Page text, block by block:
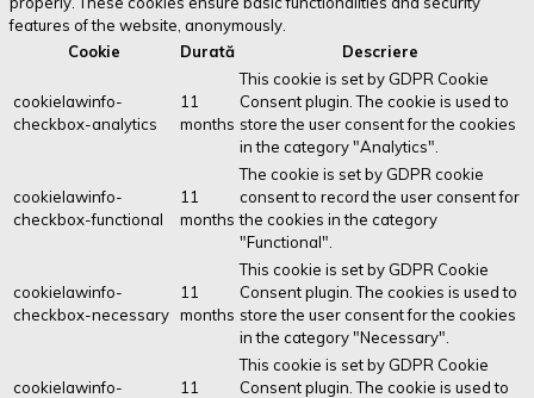
features of the website, anonymously.
Cookie
Durată Descriere
cookielawinfo-
checkbox-analytics
11
months
This cookie is set by GDPR Cookie
Consent plugin. The cookie is used to
store the user consent for the cookies
in the category "Analytics".
cookielawinfo-
checkbox-functional
11
months
The cookie is set by GDPR cookie
consent to record the user consent for
the cookies in the category
"Functional".
cookielawinfo-
checkbox-necessary
11
months
This cookie is set by GDPR Cookie
Consent plugin. The cookies is used to
store the user consent for the cookies
in the category "Necessary".
cookielawinfo-
11
This cookie is set by GDPR Cookie
Consent plugin. The cookie is used to